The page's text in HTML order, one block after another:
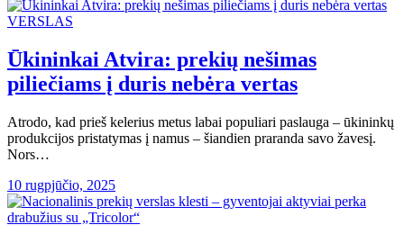
VERSLAS
Ūkininkai Atvira: prekių nešimas
piliečiams į duris nebėra vertas
Atrodo, kad prieš kelerius metus labai populiari paslauga – ūkininkų
produkcijos pristatymas į namus – šiandien praranda savo žavesį.
Nors…
10 rugpjūčio, 2025